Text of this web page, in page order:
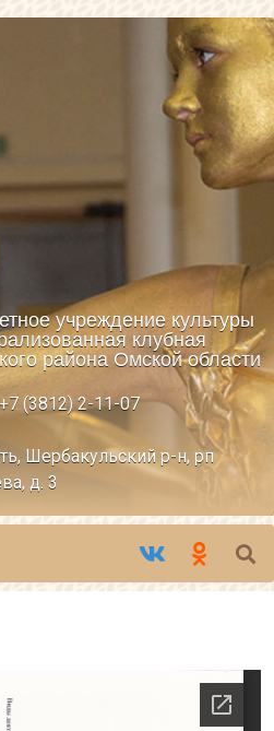
учреждение культуры
клубная
района Омской области
+7 (3812) 2-11-07
Шербакульский р-н, рп
д. 3